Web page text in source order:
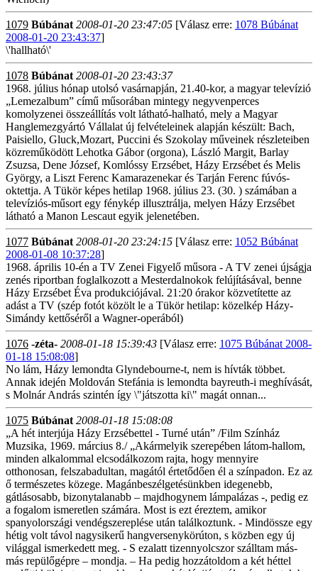
1079 Búbánat 2008-01-20 23:47:05 [Válasz erre: 1078 Búbánat
2008-01-20 23:43:37]
\'hallható\'
1078 Búbánat 2008-01-20 23:43:37
1968. július hónap utolsó vasárnapján, 21.40-kor, a magyar televízió
„Lemezalbum” című műsorában mintegy negyvenperces
komolyzenei összeállítás volt látható-halható, mely a Magyar
Hanglemezgyártó Vállalat új felvételeinek alapján készült: Bach,
Paisiello, Gluck,Mozart, Puccini és Szokolay műveinek részleteiben
közreműködött Lehotka Gábor (orgona), László Margit, Barlay
Zsuzsa, Dene József, Komlóssy Erzsébet, Házy Erzsébet és Melis
György, a Liszt Ferenc Kamarazenekar és Tarján Ferenc fúvós-
oktettja. A Tükör képes hetilap 1968. július 23. (30. ) számában a
televíziós-műsort egy fénykép illusztrálja, melyen Házy Erzsébet
látható a Manon Lescaut egyik jelenetében.
1077 Búbánat 2008-01-20 23:24:15 [Válasz erre: 1052 Búbánat
2008-01-08 10:37:28]
1968. április 10-én a TV Zenei Figyelő műsora - A TV zenei újságja
zenés riportban foglalkozott a Mesterdalnokok felújításával, benne
Házy Erzsébet Éva produkciójával. 21:20 órakor közvetítette az
adást a TV (szép fotót közölt le a Tükör hetilap: közelkép Házy-
Simándy kettőséről a Wagner-operából)
1076 -zéta- 2008-01-18 15:39:43 [Válasz erre: 1075 Búbánat 2008-
01-18 15:08:08]
No lám, Házy lemondta Glyndebourne-t, nem is hívták többet.
Annak idején Moldován Stefánia is lemondta bayreuth-i meghívását,
s Molnár András szintén így \"játszotta ki\" magát onnan...
1075 Búbánat 2008-01-18 15:08:08
„A hét interjúja Házy Erzsébettel - Turné után” /Film Színház
Muzsika, 1969. március 8./ „Akármelyik szerepében látom-hallom,
minden alkalommal elcsodálkozom rajta, hogy mennyire
otthonosan, felszabadultan, magától értetődően él a színpadon. Ez az
ő természetes közege. Magánbeszélgetésünkben idegenebb,
gátlásosabb, bizonytalanabb – majdhogynem lámpalázas -, pedig ez
a fogalom ismeretlen számára. Most is ezt éreztem, amikor
spanyolországi vendégszereplése után találkoztunk. - Mindössze egy
hétig volt távol nagysikerű hangversenykörúton, s közben egy új
világgal ismerkedett meg. - S ezalatt tizennyolcszor szálltam más-
más repülőgépre – mondja. – Ha pedig hozzátoldom a két héttel